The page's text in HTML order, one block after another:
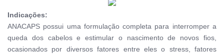
Indicações:
ANACAPS possui uma formulação completa para interromper a
queda dos cabelos e estimular o nascimento de novos fios,
ocasionados por diversos fatores entre eles o stress, fatores